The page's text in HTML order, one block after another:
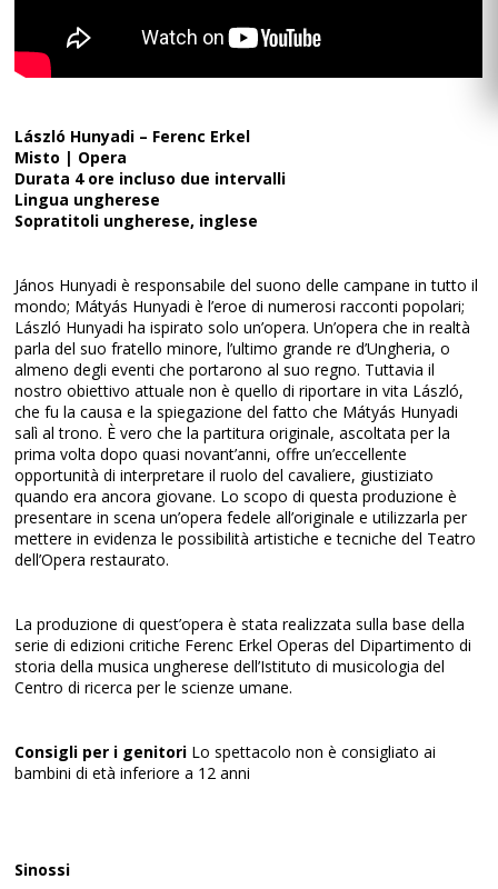
László Hunyadi – Ferenc Erkel
Misto | Opera
Durata 4 ore incluso due intervalli
Lingua ungherese
Sopratitoli ungherese, inglese
János Hunyadi è responsabile del suono delle campane in tutto il
mondo; Mátyás Hunyadi è l’eroe di numerosi racconti popolari;
László Hunyadi ha ispirato solo un’opera. Un’opera che in realtà
parla del suo fratello minore, l’ultimo grande re d’Ungheria, o
almeno degli eventi che portarono al suo regno. Tuttavia il
nostro obiettivo attuale non è quello di riportare in vita László,
che fu la causa e la spiegazione del fatto che Mátyás Hunyadi
salì al trono. È vero che la partitura originale, ascoltata per la
prima volta dopo quasi novant’anni, offre un’eccellente
opportunità di interpretare il ruolo del cavaliere, giustiziato
quando era ancora giovane. Lo scopo di questa produzione è
presentare in scena un’opera fedele all’originale e utilizzarla per
mettere in evidenza le possibilità artistiche e tecniche del Teatro
dell’Opera restaurato.
La produzione di quest’opera è stata realizzata sulla base della
serie di edizioni critiche Ferenc Erkel Operas del Dipartimento di
storia della musica ungherese dell’Istituto di musicologia del
Centro di ricerca per le scienze umane.
Consigli per i genitori Lo spettacolo non è consigliato ai
bambini di età inferiore a 12 anni
Sinossi